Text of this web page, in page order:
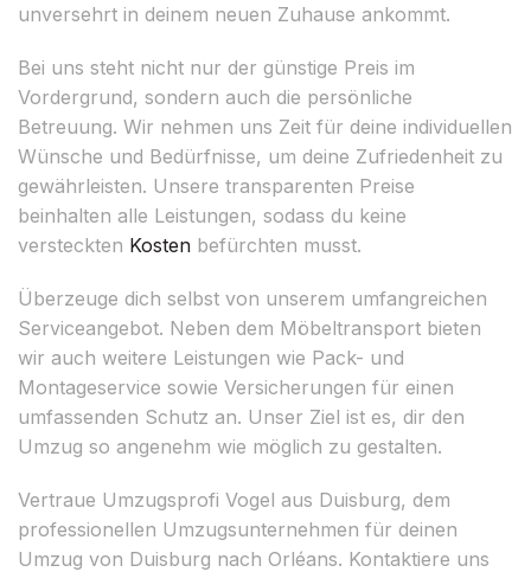
unversehrt in deinem neuen Zuhause ankommt.
Bei uns steht nicht nur der günstige Preis im
Vordergrund, sondern auch die persönliche
Betreuung. Wir nehmen uns Zeit für deine individuellen
Wünsche und Bedürfnisse, um deine Zufriedenheit zu
gewährleisten. Unsere transparenten Preise
beinhalten alle Leistungen, sodass du keine
versteckten Kosten befürchten musst.
Überzeuge dich selbst von unserem umfangreichen
Serviceangebot. Neben dem Möbeltransport bieten
wir auch weitere Leistungen wie Pack- und
Montageservice sowie Versicherungen für einen
umfassenden Schutz an. Unser Ziel ist es, dir den
Umzug so angenehm wie möglich zu gestalten.
Vertraue Umzugsprofi Vogel aus Duisburg, dem
professionellen Umzugsunternehmen für deinen
Umzug von Duisburg nach Orléans. Kontaktiere uns